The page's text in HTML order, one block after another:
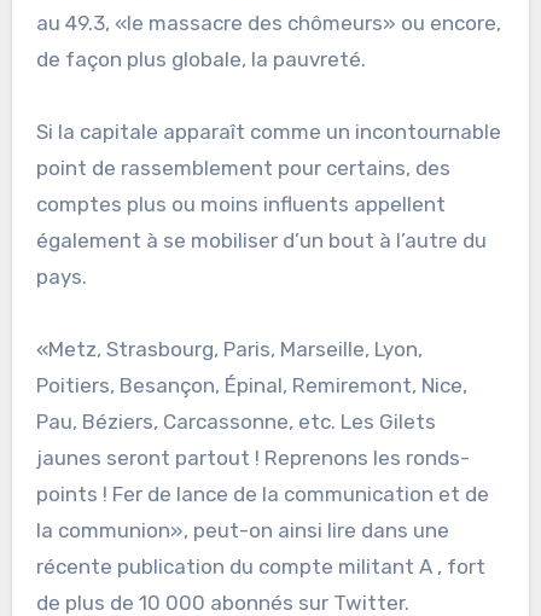
au 49.3, «le massacre des chômeurs» ou encore,
de façon plus globale, la pauvreté.
Si la capitale apparaît comme un incontournable
point de rassemblement pour certains, des
comptes plus ou moins influents appellent
également à se mobiliser d’un bout à l’autre du
pays.
«Metz, Strasbourg, Paris, Marseille, Lyon,
Poitiers, Besançon, Épinal, Remiremont, Nice,
Pau, Béziers, Carcassonne, etc. Les Gilets
jaunes seront partout ! Reprenons les ronds-
points ! Fer de lance de la communication et de
la communion», peut-on ainsi lire dans une
récente publication du compte militant A , fort
de plus de 10 000 abonnés sur Twitter.